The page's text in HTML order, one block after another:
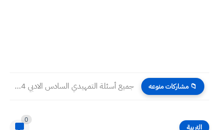
📁 مشاركات منوعه جميع أسئلة التمهيدي السادس الادبي 2024
التربية
0